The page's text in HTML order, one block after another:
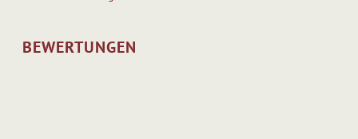
BEWERTUNGEN